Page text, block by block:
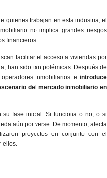
quienes trabajan en esta industria, el
no implica grandes riesgos
financieros.
facilitar el acceso a viviendas por
han sido tan polémicas. Después de
inmobiliarios, e introduce
del mercado inmobiliario en
su fase inicial. Si funciona o no, o si
aún por verse. De momento, afecta
proyectos en conjunto con el
ellos.